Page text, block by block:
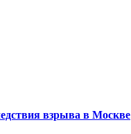
взрыва в Москве